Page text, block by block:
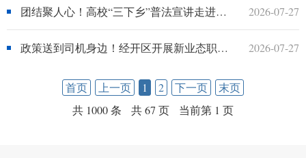
2026-07-27
团结聚人心！高校“三下乡”普法宣讲走进企业
2026-07-27
政策送到司机身边！经开区开展新业态职业伤害保障宣讲
首页 上一页 1 2 下一页
末页
共 1000 条
共 67 页 当前第 1 页